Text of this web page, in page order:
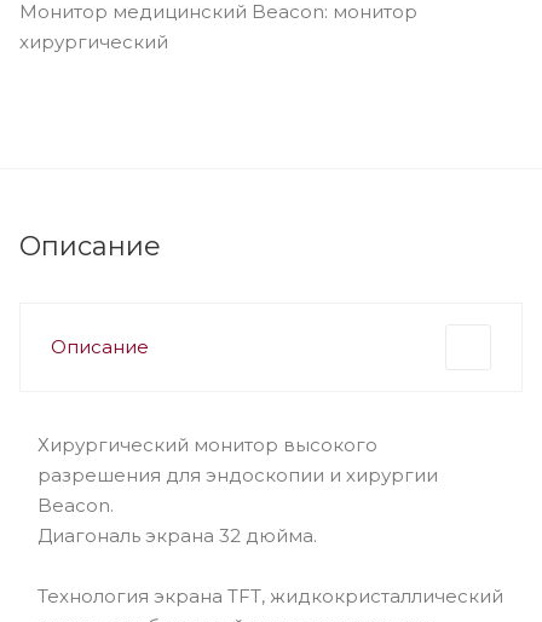
Монитор медицинский Beacon: монитор
хирургический
Описание
Описание
Хирургический монитор высокого
разрешения для эндоскопии и хирургии
Beacon.
Диагональ экрана 32 дюйма.
Технология экрана TFT, жидкокристаллический